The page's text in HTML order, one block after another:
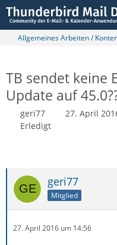
Allgemeines Arbeiten /
TB sendet keine
Update auf
geri77 27. April
Erledigt
geri77
Mitglied
27. April 2016 um 14:56